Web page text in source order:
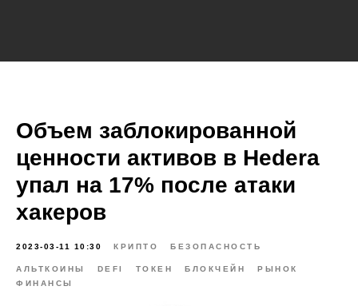
Объем заблокированной
ценности активов в Hedera
упал на 17% после атаки
хакеров
2023-03-11 10:30 КРИПТО БЕЗОПАСНОСТЬ
АЛЬТКОИНЫ DEFI ТОКЕН БЛОКЧЕЙН
РЫНОК
ФИНАНСЫ